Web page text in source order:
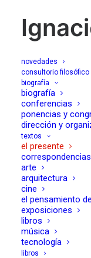
novedades
consultorio filosófico
biografía
biografía
conferencias
ponencias y
dirección y
textos
el presente
correspondencias
arte
arquitectura
cine
el pensamiento
exposiciones
libros
música
tecnología
libros
a la
16/02/2015
Estado de
lágrimas. Ocasión